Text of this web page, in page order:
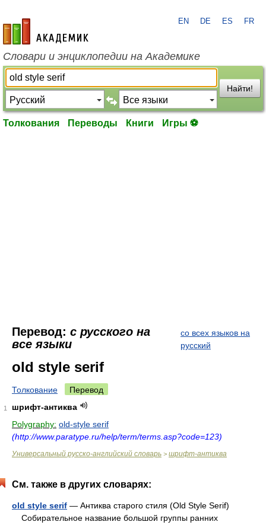
academic.ru
EN DE ES FR
Словари и энциклопедии на Академике
Найти!
Толкования Переводы Книги Игры ⚽
Перевод: с русского на
все языки
со всех языков на
русский
old style serif
Толкование Перевод
1
шрифт-антиква
Polygraphy: old-style serif
(http://www.paratype.ru/help/term/terms.asp?code=123)
Универсальный русско-английский словарь > шрифт-антиква
См. также в других словарях:
old style serif — Антиква старого стиля (Old Style Serif)
Собирательное название большой группы ранних